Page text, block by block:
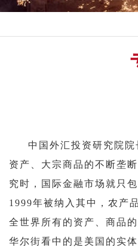
中国外汇投资研究院
资产、大宗商品的不断垄
究时，国际金融市场就只
1999年被纳入其中，农产
全世界所有的资产、商品
华尔街看中的是美国的实